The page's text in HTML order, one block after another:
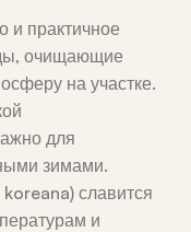
и практичное
очищающие
на участке.
для
зимами.
славится
и